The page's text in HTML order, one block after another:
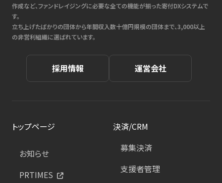
作成など、ファンドレイジングに必要な全ての機能が揃った寄付DXシステムで
す。
立ち上げたばかりの団体から年間収入数十億円規模の団体まで、3,000以上
の非営利組織に選ばれています。
採用情報 運営会社
トップページ
お知らせ
PRTIMES
決済/CRM
募集決済
支援者管理